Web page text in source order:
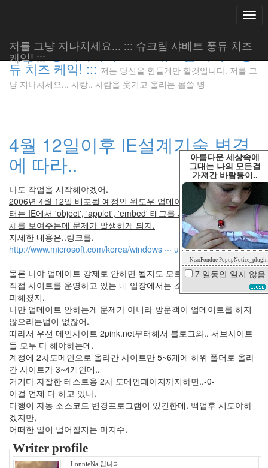
아름다운 세상속에
그대는 나의 모든걸
가져간 바람둥이..
NearFondue PopupNotice_plugin
7 일동안 열지 않음
저를 그냥 지나치세요... ::: 슈크림 샤베트 퐁듀 치즈
케익! :::
저를 그냥 지나치세요... ::: 슈크림 샤베트 퐁
듀 치즈 케익! ::: 저는 당신을 힘들게만 할것입니다. 저를 그
냥 지나치세요... 사랑.. 사람을 웃기고 울리는 몹쓸 병
4월 12일이후 IE설계기술 변경
에 따라..
나도 작업을 시작해야겠어.
2006년 4월 12일 배포될 예정인 윈도우 업데이트를 실행한 이후 부
터는 IE에서 'object', 'applet', 'embed' 태그를 사용하여 임베딩된 개
체를 보여주는데 문제가 발생하게 되지.
자세한 내용은..링크를.
http://www.microsoft.com/korea/windows ··· ult.mspx
물론 나야 업데이트 강제로 안하면 될지도 모르겠지만,
직접 사이트를 운영하고 있는 내 입장에서는 소스코드 변경이 불가
피해졌지.
나만 업데이트 안하는게 문제가 아니라 방문객이 업데이트를 하지
않으라는법이 없잖어.
따라서 우선 메인사이트 2pink.net부터해서 블로그와.. 서브사이트
들 모두 다 해야하는데.
계정에 2차도메인으로 올라간 사이트만 5~6개에 하위 폴더로 올라
간 사이트가 3~4개인데..
거기다 자잘한 테스트용 2차 도메인페이지까지하면..-0-
이걸 언제 다 하고 있나.
다행이 자동 소스코드 변경프로그램이 있긴한데. 백업후 시도야하
겠지만,
어떠한 일이 벌어질지는 미지수.
Writer profile
LonnieNa 입니다.
저는 당신
을 힘들게
지나치세
요... 사
랑.. 사람
을 웃기고
울리는 몹
쓸 병
LonnieNa
Tag
여
친
구
칵
테
티
소
나
기
추
억
박